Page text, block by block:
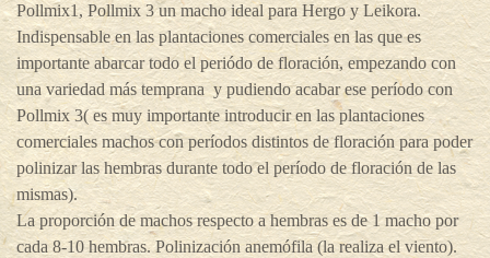
Pollmix1, Pollmix 3 un macho ideal para Hergo y Leikora.
Indispensable en las plantaciones comerciales en las que es
importante abarcar todo el periódo de floración, empezando con
una variedad más temprana y pudiendo acabar ese período con
Pollmix 3( es muy importante introducir en las plantaciones
comerciales machos con períodos distintos de floración para poder
polinizar las hembras durante todo el período de floración de las
mismas).
La proporción de machos respecto a hembras es de 1 macho por
cada 8-10 hembras. Polinización anemófila (la realiza el viento).